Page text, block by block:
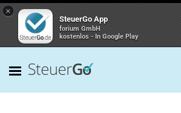
×
SteuerGo App
forium GmbH
kostenlos - In Google Play